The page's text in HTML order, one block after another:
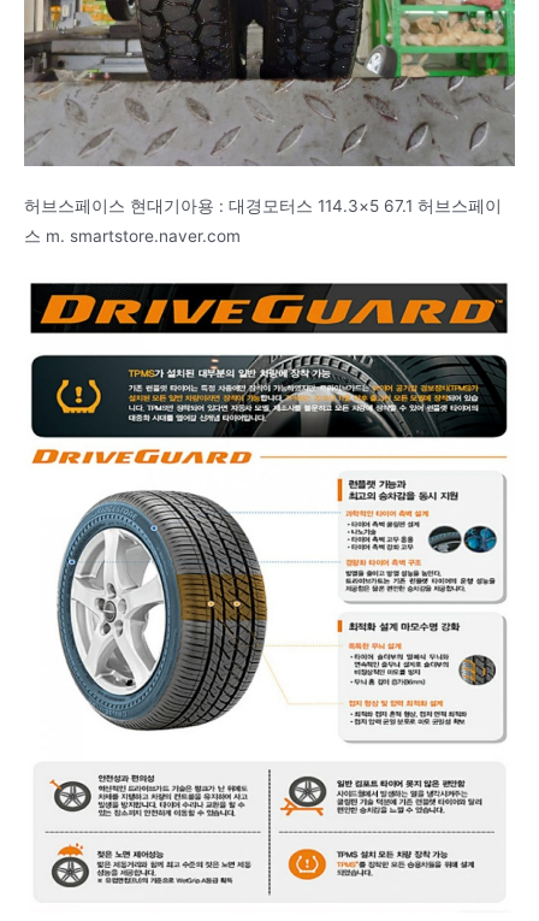
허브스페이스 현대기아용 : 대경모터스 114.3×5 67.1 허브스페이
스 m. smartstore.naver.com